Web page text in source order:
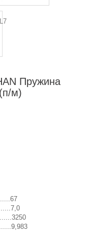
Пружина
м)